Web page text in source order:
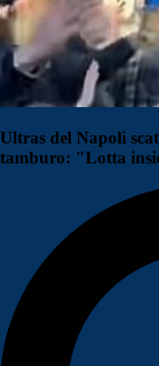
Ultras del Napoli
tamburo: "Lotta